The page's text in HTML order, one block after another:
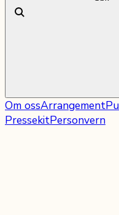
Om ossArrangement
PressekitPersonvern